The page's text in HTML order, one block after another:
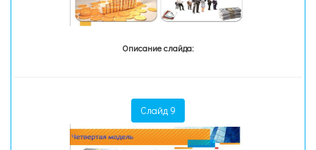
Описание слайда:
Слайд 9